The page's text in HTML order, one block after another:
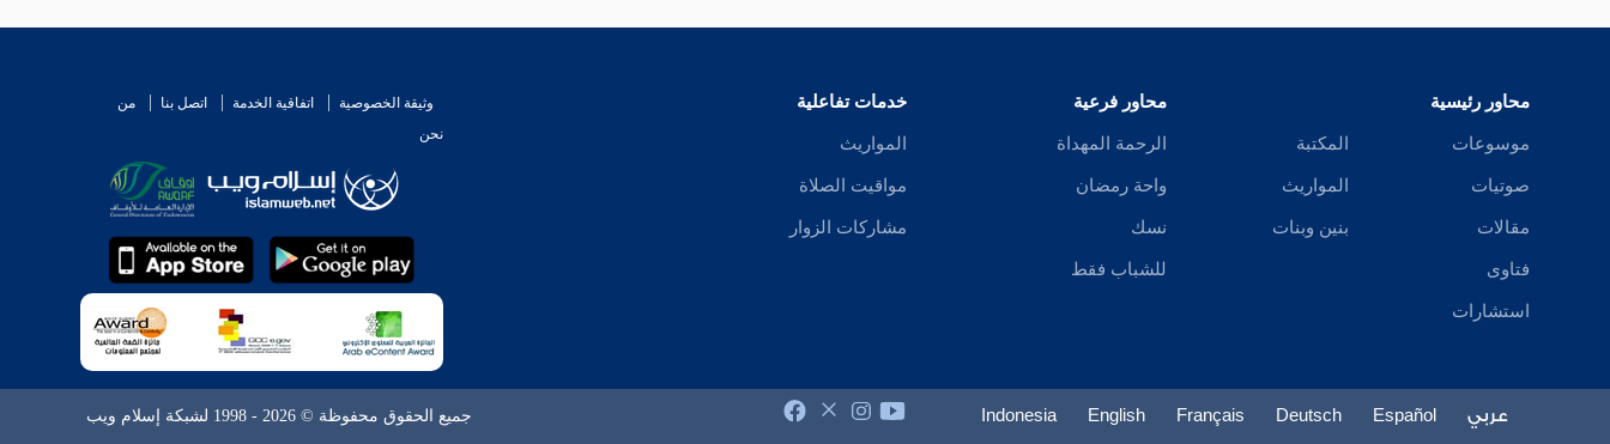
محاور رئيسية
موسوعات
صوتيات
مقالات
فتاوى
استشارات
المكتبة
المواريث
بنين وبنات
محاور فرعية
الرحمة المهداة
واحة رمضان
نسك
للشباب فقط
خدمات تفاعلية
المواريث
مواقيت الصلاة
مشاركات الزوار
وثيقة الخصوصية اتفاقية الخدمة اتصل بنا
من
نحن
عربي Español
Deutsch
Français
English
Indonesia جميع الحقوق محفوظة © 2026 - 1998 لشبكة إسلام ويب